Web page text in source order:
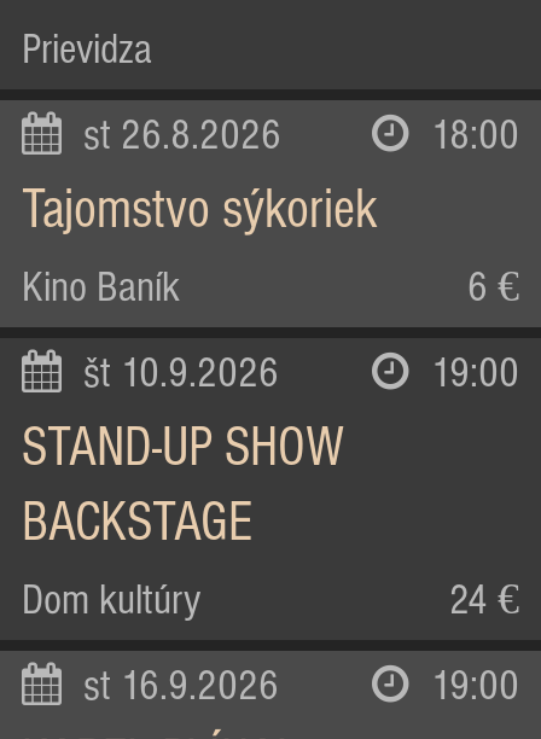
Prievidza
st 26.8.2026 18:00
Tajomstvo sýkoriek
Kino Baník 6 €
št 10.9.2026 19:00
STAND-UP SHOW
BACKSTAGE
Dom kultúry 24 €
st 16.9.2026 19:00